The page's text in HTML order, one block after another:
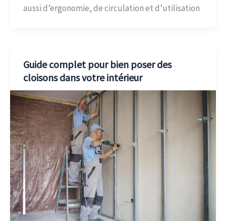
aussi d’ergonomie, de circulation et d’utilisation
Guide complet pour bien poser des
cloisons dans votre intérieur